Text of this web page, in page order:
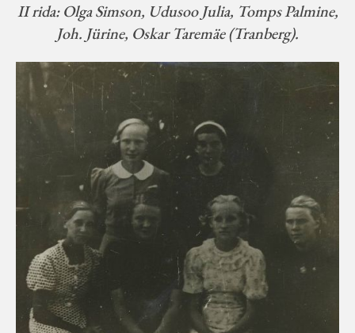
II rida: Olga Simson, Udusoo Julia, Tomps Palmine,
Joh. Jürine, Oskar Taremäe (Tranberg).